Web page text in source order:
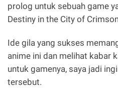
prolog untuk sebuah game
Destiny in the City of
Ide gila yang sukses
anime ini dan melihat kabar
untuk gamenya, saya jadi
tersebut.